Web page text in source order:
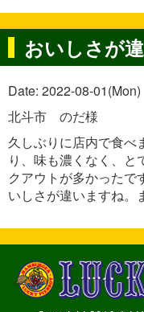
おいしさが
Date: 2022-08-01(Mon)
北斗市 のだ様
久しぶりに店内で食べ
り、味も濃くなく、と
クアウトが多かったで
いしさが違いますね。